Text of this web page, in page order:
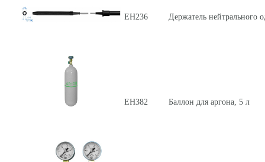
ЕН236 Держатель нейтрального
ЕН382 Баллон для аргона, 5 л